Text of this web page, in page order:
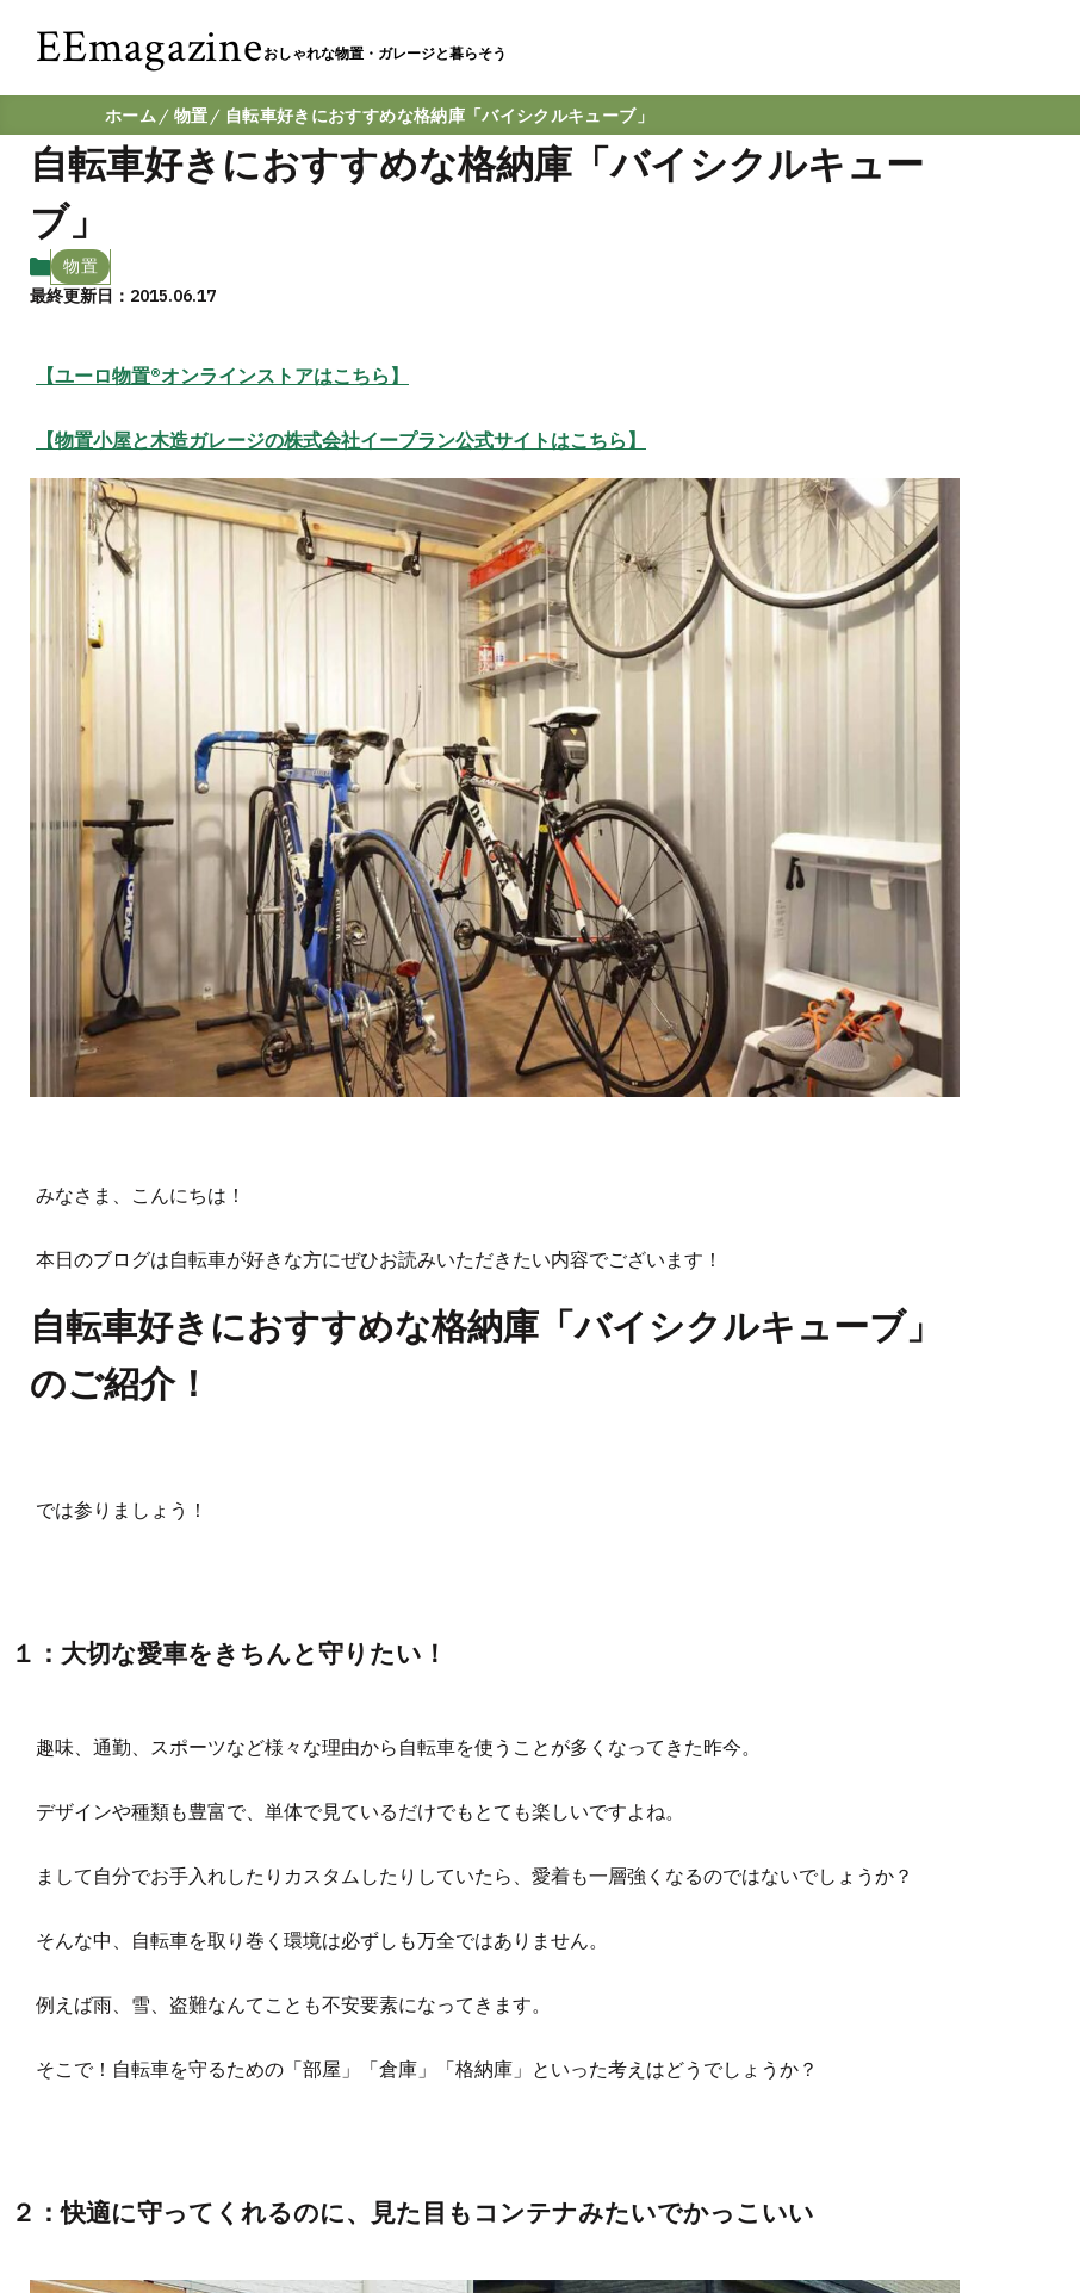
EEmagazine おしゃれな物置・ガレージと暮らそう
ホーム 物置 自転車好きにおすすめな格納庫「バイシクルキューブ」
自転車好きにおすすめな格納庫「バイシクルキュー
ブ」
物置
最終更新日：2015.06.17
【ユーロ物置®オンラインストアはこちら】
【物置小屋と木造ガレージの株式会社イープラン公式サイトはこちら】
みなさま、こんにちは！
本日のブログは自転車が好きな方にぜひお読みいただきたい内容でございます！
自転車好きにおすすめな格納庫「バイシクルキューブ」
のご紹介！
では参りましょう！
１：大切な愛車をきちんと守りたい！
趣味、通勤、スポーツなど様々な理由から自転車を使うことが多くなってきた昨今。
デザインや種類も豊富で、単体で見ているだけでもとても楽しいですよね。
まして自分でお手入れしたりカスタムしたりしていたら、愛着も一層強くなるのではないでしょうか？
そんな中、自転車を取り巻く環境は必ずしも万全ではありません。
例えば雨、雪、盗難なんてことも不安要素になってきます。
そこで！自転車を守るための「部屋」「倉庫」「格納庫」といった考えはどうでしょうか？
２：快適に守ってくれるのに、見た目もコンテナみたいでかっこいい